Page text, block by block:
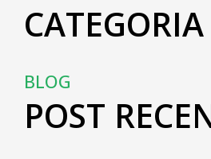
CATEGORIA
BLOG
POST